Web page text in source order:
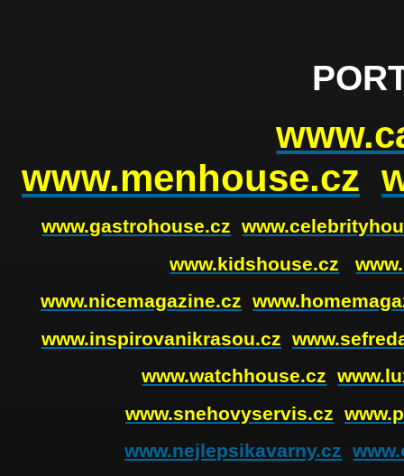
www.menhouse.cz
www.gastrohouse.cz
www.kidshouse.cz
www.nicemagazine.cz
www.inspirovanikrasou.cz
www.watchhouse.cz
www.snehovyservis.cz
www.nejlepsikavarny.cz